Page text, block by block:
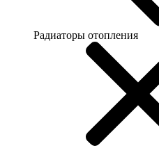
Радиаторы отопления